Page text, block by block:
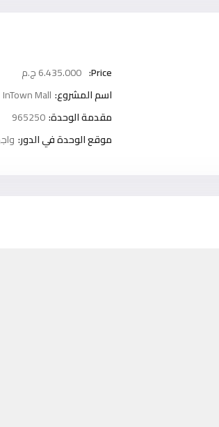
Price:
اسم المشروع: InTown Mall
مقدمة الوحدة:965250
موقع الوحدة في الدور: